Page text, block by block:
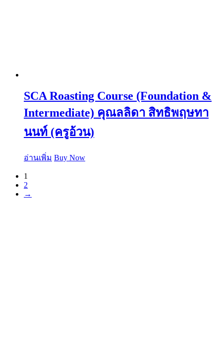
SCA Roasting Course (Foundation &
Intermediate) คุณลลิดา สิทธิพฤษทา
นนท์ (ครูอ้วน)
อ่านเพิ่ม Buy Now
1
2
→